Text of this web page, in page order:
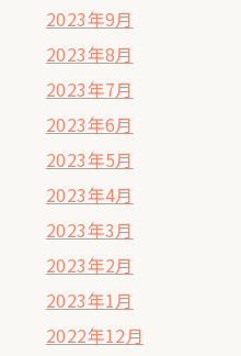
2023年9月
2023年8月
2023年7月
2023年6月
2023年5月
2023年4月
2023年3月
2023年2月
2023年1月
2022年12月